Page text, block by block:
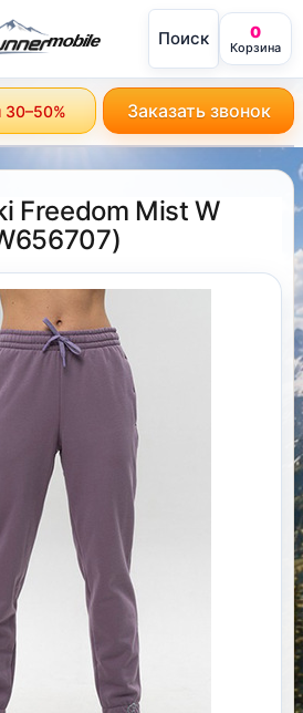
mobile Поиск 0
Корзина
30–50% Заказать звонок
Freedom Mist W
)